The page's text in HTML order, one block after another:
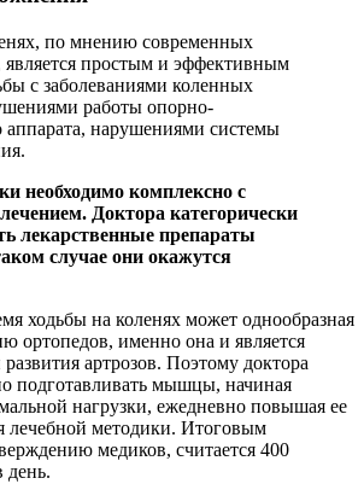
по мнению современных
является простым и эффективным
с заболеваниями коленных
работы опорно-
аппарата, нарушениями системы
необходимо комплексно с
Доктора категорически
лекарственные препараты
случае они окажутся
ходьбы на коленях может однообразная
ортопедов, именно она и является
артрозов. Поэтому доктора
подготавливать мышцы, начиная
нагрузки, ежедневно повышая ее
лечебной методики. Итоговым
медиков, считается 400
день.